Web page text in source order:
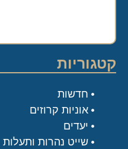
קטגוריות
חדשות
אוניות קרוזים
יעדים
שייט נהרות ותעלות